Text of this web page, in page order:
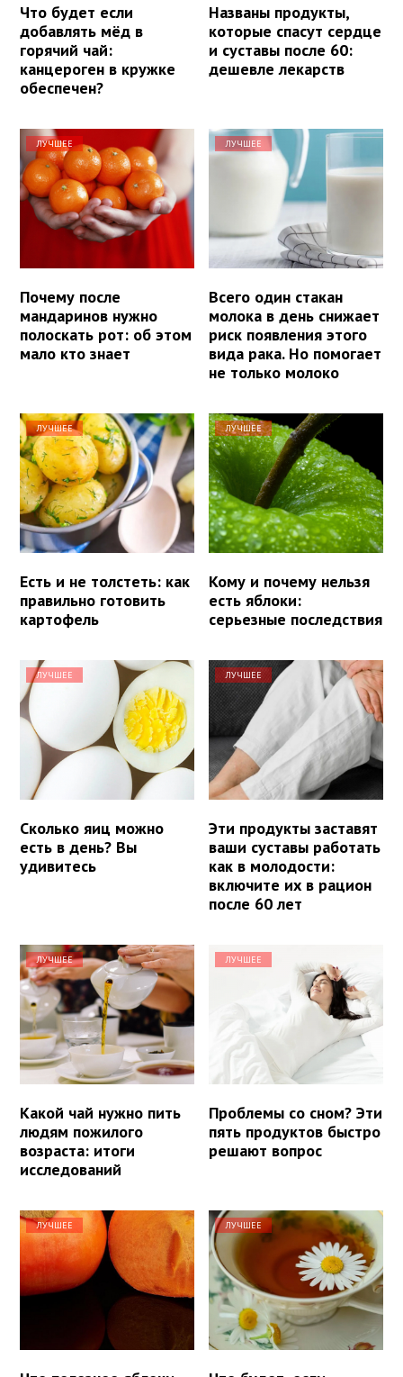
Что будет если
добавлять мёд в
горячий чай:
канцероген в кружке
обеспечен?
Названы продукты,
которые спасут сердце
и суставы после 60:
дешевле лекарств
ЛУЧШЕЕ
Почему после
мандаринов нужно
полоскать рот: об этом
мало кто знает
ЛУЧШЕЕ
Всего один стакан
молока в день снижает
риск появления этого
вида рака. Но помогает
не только молоко
ЛУЧШЕЕ
Есть и не толстеть: как
правильно готовить
картофель
ЛУЧШЕЕ
Кому и почему нельзя
есть яблоки:
серьезные последствия
ЛУЧШЕЕ
Сколько яиц можно
есть в день? Вы
удивитесь
ЛУЧШЕЕ
Эти продукты заставят
ваши суставы работать
как в молодости:
включите их в рацион
после 60 лет
ЛУЧШЕЕ
Какой чай нужно пить
людям пожилого
возраста: итоги
исследований
ЛУЧШЕЕ
Проблемы со сном? Эти
пять продуктов быстро
решают вопрос
ЛУЧШЕЕ ЛУЧШЕЕ